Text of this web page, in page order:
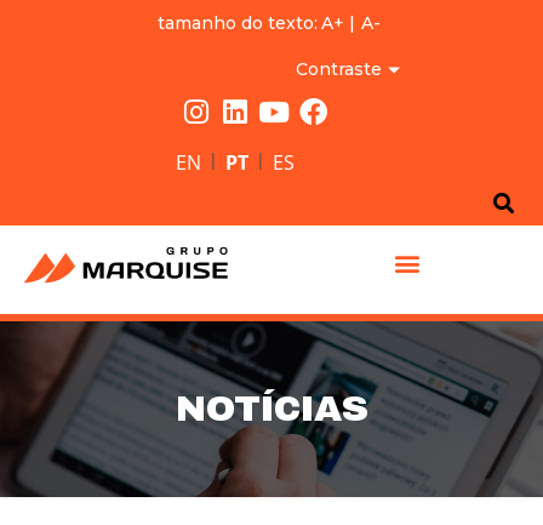
tamanho do texto: A+ | A-
Contraste
EN | PT | ES
NOTÍCIAS